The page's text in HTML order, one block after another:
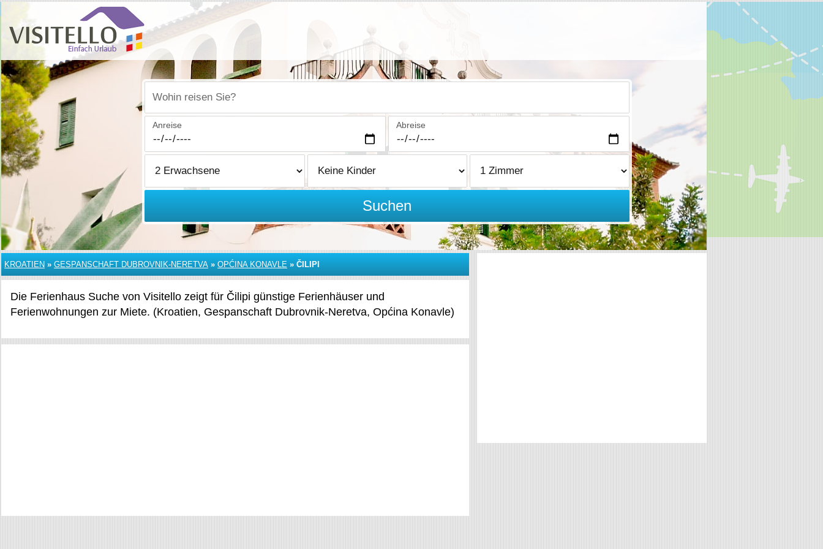
Wohin reisen Sie?
Anreise Abreise
Suchen
KROATIEN » GESPANSCHAFT DUBROVNIK-NERETVA » OPĆINA KONAVLE » ČILIPI
Die Ferienhaus Suche von Visitello zeigt für Čilipi günstige Ferienhäuser und
Ferienwohnungen zur Miete. (Kroatien, Gespanschaft Dubrovnik-Neretva, Općina Konavle)